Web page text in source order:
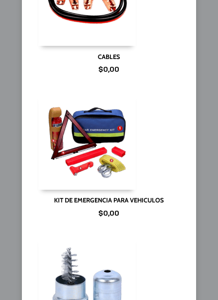
CABLES
$0,00
KIT DE EMERGENCIA PARA VEHICULOS
$0,00